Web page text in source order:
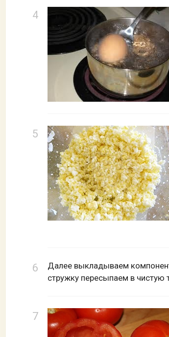
Далее выкладываем
стружку пересыпаем в чистую